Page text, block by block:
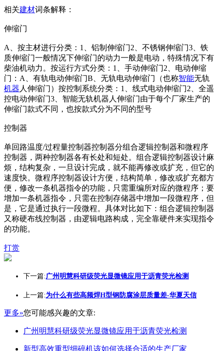
相关建材词条解释：
伸缩门
A、按主材进行分类：1、铝制伸缩门2、不锈钢伸缩门3、铁
质伸缩门一般情况下伸缩门的动力一般是电动，特殊情况下有
柴油机动力。按运行方式分类：1、手动伸缩门2、电动伸缩
门：A、有轨电动伸缩门B、无轨电动伸缩门（也称智能无轨
机器 人伸缩门）按控制系统分类：1、线式电动伸缩门2、全遥
控电动伸缩门3、智能无轨机器人伸缩门由于每个厂家生产的
伸缩门款式不同，也按款式分为不同的型号
控制器
单回路温度/过程量控制器控制器分组合逻辑控制器和微程序
控制器，两种控制器各有长处和短处。组合逻辑控制器设计麻
烦，结构复杂，一旦设计完成，就不能再修改或扩充，但它的
速度快。微程序控制器设计方便，结构简单，修改或扩充都方
便，修改一条机器指令的功能，只需重编所对应的微程序；要
增加一条机器指令，只需在控制存储器中增加一段微程序，但
是，它是通过执行一段微程。具体对比如下：组合逻辑控制器
又称硬布线控制器，由逻辑电路构成，完全靠硬件来实现指令
的功能。
打赏
下一篇:广州明慧科研级荧光显微镜应用于沥青荧光检测
上一篇:为什么有些高频焊H型钢防腐涂层质量差-华夏天信
更多»您可能感兴趣的文章:
广州明慧科研级荧光显微镜应用于沥青荧光检测
新型高效重型细碎机该如何选择合适的生产厂家